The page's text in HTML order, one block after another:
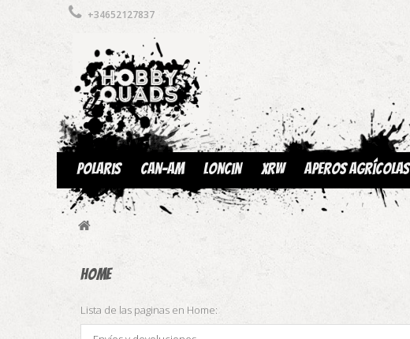
+34652127837
Polaris Can-am Loncin XRW Aperos Agrícolas
Home
Lista de las paginas en Home: